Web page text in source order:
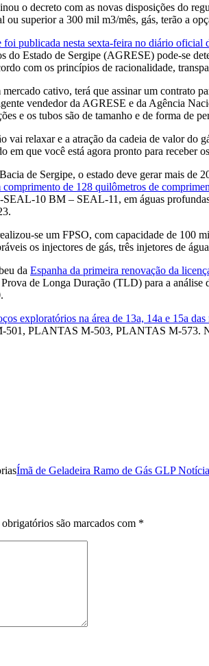
o decreto com as novas disposições do
superior a 300 mil m3/mês, gás, terão a
publicada nesta sexta-feira no diário oficial
do Estado de Sergipe (AGRESE) pode-se
com os princípios de racionalidade,
cativo, terá que assinar um contrato
vendedor da AGRESE e da Agência
e os tubos são de tamanho e de forma de
relaxar e a atração da cadeia de valor do
em que você está agora pronto para
de Sergipe, o estado deve gerar mais
de 128 quilômetros de
10 BM – SEAL-11, em águas
se um FPSO, com capacidade de 100
os injectores de gás, três injetores de
da Espanha da primeira renovação da
de Longa Duração (TLD) para a
exploratórios na área de 13a, 14a e 15a
PLANTAS M-503, PLANTAS M-573. No
Ímã de Geladeira Ramo de Gás GLP
são marcados com *